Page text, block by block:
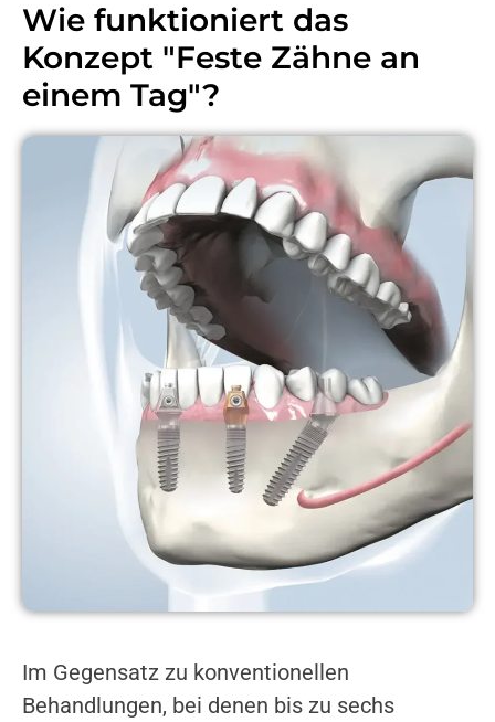
Wie funktioniert das
Konzept "Feste Zähne an
einem Tag"?
Im Gegensatz zu konventionellen
Behandlungen, bei denen bis zu sechs